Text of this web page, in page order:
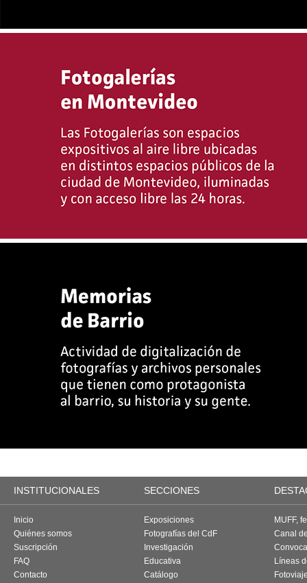
INSTITUCIONALES SECCIONES
Inicio
Quiénes somos
Suscripción
FAQ
Contacto
Exposiciones
Fotografías del CdF
Investigación
Educativa
Catálogo
MUFF,
Canal
Líneas